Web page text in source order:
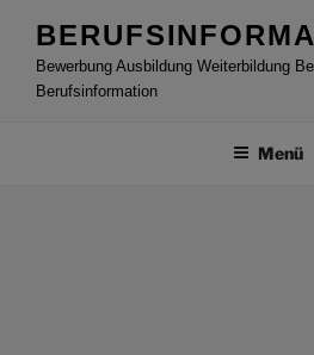
Inhalt
springenBewerbung Ausbildung Weiterbildung
Berufsinformation
Menü